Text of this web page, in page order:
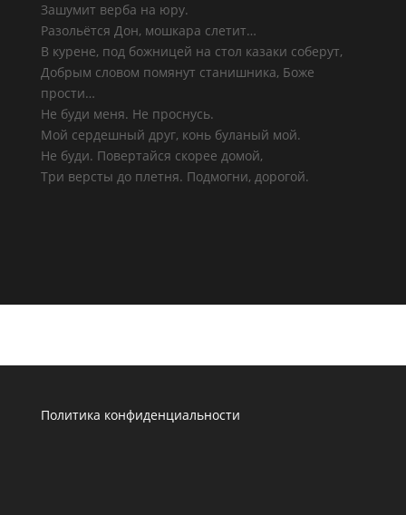
Зашумит верба на юру.
Разольётся Дон, мошкара слетит…
В курене, под божницей на стол казаки соберут,
Добрым словом помянут станишника, Боже
прости…
Не буди меня. Не проснусь.
Мой сердешный друг, конь буланый мой.
Не буди. Повертайся скорее домой,
Три версты до плетня. Подмогни, дорогой.
Политика конфиденциальности